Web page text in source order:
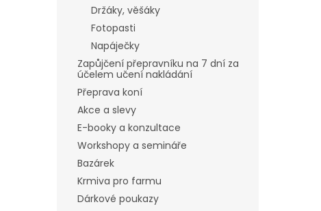
Držáky, věšáky
Fotopasti
Napáječky
Zapůjčení přepravníku na 7 dní za
účelem učení nakládání
Přeprava koní
Akce a slevy
E-booky a konzultace
Workshopy a semináře
Bazárek
Krmiva pro farmu
Dárkové poukazy